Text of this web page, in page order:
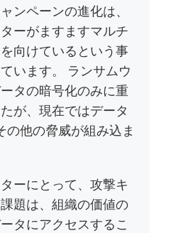
ンペーンの進化は、
ーがますますマルチ
向けているという事
います。 ランサムウ
タの暗号化のみに重
が、現在ではデータ
の他の脅威が組み込ま
ーにとって、攻撃キ
題は、組織の価値の
タにアクセスするこ